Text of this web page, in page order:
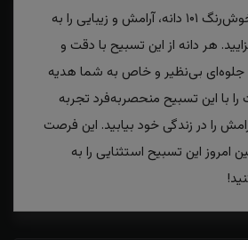
با تسبیح عقیق سبز خوش‌رنگ ۱۰۱ دانه، آرامش و زیبایی را به
هر دانه از این تسبیح با دقت و
بی‌نظیر و خاص به شما هدیه
با این تسبیح منحصر‌به‌فرد تجربه
را در زندگی خود بیابید. این فرصت
امروز این تسبیح استثنایی را به